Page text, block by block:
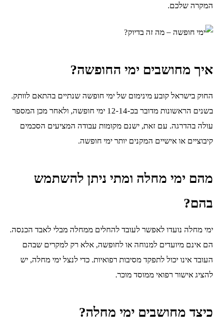
המקרה שלכם.
איך מחושבים ימי החופשה?
החוק בישראל קובע מינימום של ימי חופשה שנתיים בהתאם לוותק.
בשנים הראשונות מדובר בכ-12-14 ימי חופשה, ולאחר מכן המספר
עולה בהדרגה. עם זאת, ישנם מקומות עבודה המציעים הסכמים
קיבוציים או אישיים המקנים יותר ימי חופשה.
מהם ימי מחלה ומתי ניתן להשתמש
בהם?
ימי מחלה נועדו לאפשר לעובד להחלים ממחלה מבלי לאבד הכנסה.
הם אינם מיועדים למנוחה או לחופשה, אלא רק למקרים שבהם
העובד אינו יכול לתפקד מסיבות רפואיות. כדי לנצל ימי מחלה, יש
להציג אישור רפואי ממוסד מוכר.
כיצד מחושבים ימי מחלה?